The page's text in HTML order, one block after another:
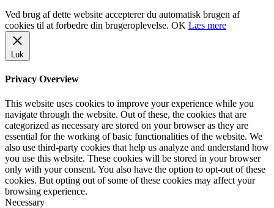
Ved brug af dette website accepterer du automatisk brugen af
cookies til at forbedre din brugeroplevelse. OK Læs mere
Luk
Privacy Overview
This website uses cookies to improve your experience while you
navigate through the website. Out of these, the cookies that are
categorized as necessary are stored on your browser as they are
essential for the working of basic functionalities of the website. We
also use third-party cookies that help us analyze and understand how
you use this website. These cookies will be stored in your browser
only with your consent. You also have the option to opt-out of these
cookies. But opting out of some of these cookies may affect your
browsing experience.
Necessary